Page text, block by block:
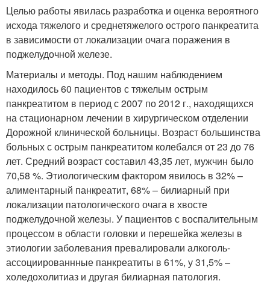
Целью работы явилась разработка и оценка вероятного
исхода тяжелого и среднетяжелого острого панкреатита
в зависимости от локализации очага поражения в
поджелудочной железе.
Материалы и методы. Под нашим наблюдением
находилось 60 пациентов с тяжелым острым
панкреатитом в период с 2007 по 2012 г., находящихся
на стационарном лечении в хирургическом отделении
Дорожной клинической больницы. Возраст большинства
больных с острым панкреатитом колебался от 23 до 76
лет. Средний возраст составил 43,35 лет, мужчин было
70,58 %. Этиологическим фактором явилось в 32% –
алиментарный панкреатит, 68% – билиарный при
локализации патологического очага в хвосте
поджелудочной железы. У пациентов с воспалительным
процессом в области головки и перешейка железы в
этиологии заболевания превалировали алкоголь-
ассоциированнные панкреатиты в 61%, у 31,5% –
холедохолитиаз и другая билиарная патология.